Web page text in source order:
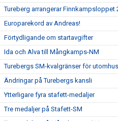
Tureberg arrangerar Finnkampsloppet
Europarekord av Andreas!
Förtydligande om startavgifter
Ida och Alva till Mångkamps-NM
Turebergs SM-kvalgränser för
Ändringar på Turebergs kansli
Ytterligare fyra stafett-medaljer
Tre medaljer på Stafett-SM